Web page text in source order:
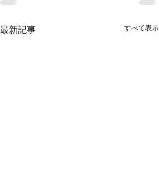
最新記事 すべて表示